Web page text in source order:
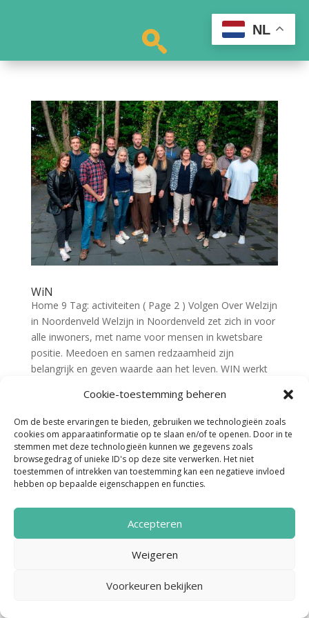
Cookie-toestemming beheren
Om de beste ervaringen te bieden, gebruiken we technologieën zoals
cookies om apparaatinformatie op te slaan en/of te openen. Door in te
stemmen met deze technologieën kunnen we gegevens zoals
browsegedrag of unieke ID's op deze site verwerken. Het niet
toestemmen of intrekken van toestemming kan een negatieve invloed
hebben op bepaalde eigenschappen en functies.
Accepteren
Weigeren
Voorkeuren bekijken
WiN
Home 9 Tag: activiteiten ( Page 2 ) Volgen Over Welzijn
in Noordenveld Welzijn in Noordenveld zet zich in voor
alle inwoners, met name voor mensen in kwetsbare
positie. Meedoen en samen redzaamheid zijn
belangrijk en geven waarde aan het leven. WIN werkt
Media Totaal Noord
NL